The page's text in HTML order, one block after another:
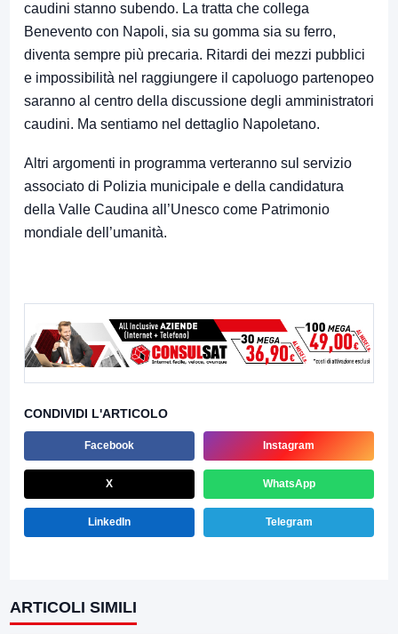
caudini stanno subendo. La tratta che collega
Benevento con Napoli, sia su gomma sia su ferro,
diventa sempre più precaria. Ritardi dei mezzi pubblici
e impossibilità nel raggiungere il capoluogo partenopeo
saranno al centro della discussione degli amministratori
caudini. Ma sentiamo nel dettaglio Napoletano.
Altri argomenti in programma verteranno sul servizio
associato di Polizia municipale e della candidatura
della Valle Caudina all’Unesco come Patrimonio
mondiale dell’umanità.
CONDIVIDI L'ARTICOLO
Facebook Instagram
X WhatsApp
LinkedIn Telegram
ARTICOLI SIMILI